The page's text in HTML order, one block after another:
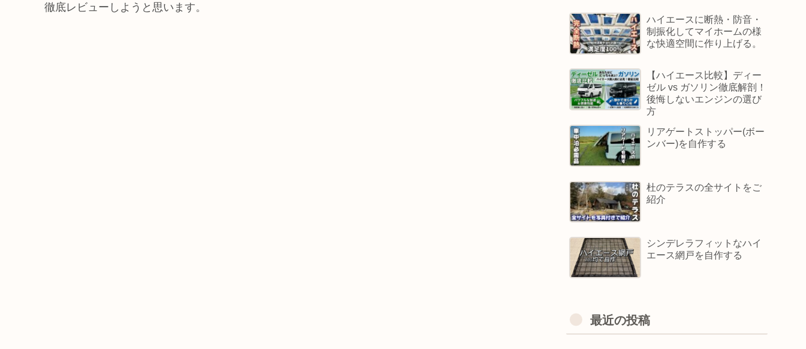
徹底レビューしようと思います。
ハイエースに断熱・防音・
制振化してマイホームの様
な快適空間に作り上げる。
【ハイエース比較】ディー
ゼル vs ガソリン徹底解剖！
後悔しないエンジンの選び
方
リアゲートストッパー(ボー
ンバー)を自作する
杜のテラスの全サイトをご
紹介
シンデレラフィットなハイ
エース網戸を自作する
最近の投稿